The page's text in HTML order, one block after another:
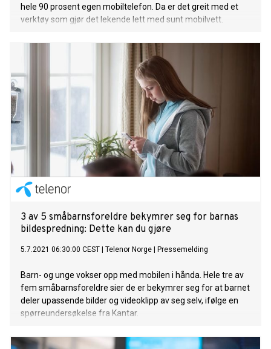
hele 90 prosent egen mobiltelefon. Da er det greit med et
verktøy som gjør det lekende lett med sunt mobilvett.
3 av 5 småbarnsforeldre bekymrer seg for barnas
bildespredning: Dette kan du gjøre
5.7.2021 06:30:00 CEST Telenor Norge Pressemelding
Barn- og unge vokser opp med mobilen i hånda. Hele tre av
fem småbarnsforeldre sier de er bekymrer seg for at barnet
deler upassende bilder og videoklipp av seg selv, ifølge en
spørreundersøkelse fra Kantar.